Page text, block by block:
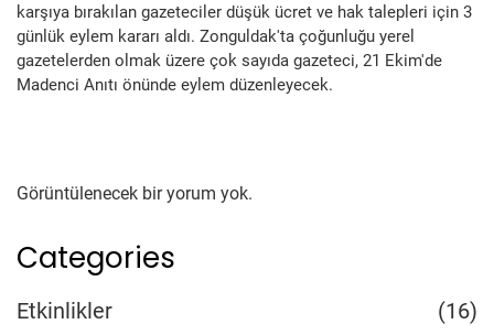
karşıya bırakılan gazeteciler düşük ücret ve hak talepleri için 3
günlük eylem kararı aldı. Zonguldak'ta çoğunluğu yerel
gazetelerden olmak üzere çok sayıda gazeteci, 21 Ekim'de
Madenci Anıtı önünde eylem düzenleyecek.
Görüntülenecek bir yorum yok.
Categories
Etkinlikler (16)